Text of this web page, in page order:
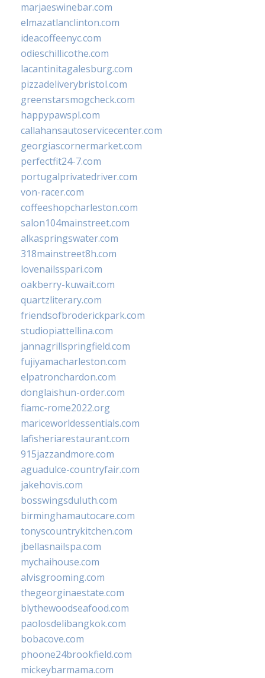
marjaeswinebar.com
elmazatlanclinton.com
ideacoffeenyc.com
odieschillicothe.com
lacantinitagalesburg.com
pizzadeliverybristol.com
greenstarsmogcheck.com
happypawspl.com
callahansautoservicecenter.com
georgiascornermarket.com
perfectfit24-7.com
portugalprivatedriver.com
von-racer.com
coffeeshopcharleston.com
salon104mainstreet.com
alkaspringswater.com
318mainstreet8h.com
lovenailsspari.com
oakberry-kuwait.com
quartzliterary.com
friendsofbroderickpark.com
studiopiattellina.com
jannagrillspringfield.com
fujiyamacharleston.com
elpatronchardon.com
donglaishun-order.com
fiamc-rome2022.org
mariceworldessentials.com
lafisheriarestaurant.com
915jazzandmore.com
aguadulce-countryfair.com
jakehovis.com
bosswingsduluth.com
birminghamautocare.com
tonyscountrykitchen.com
jbellasnailspa.com
mychaihouse.com
alvisgrooming.com
thegeorginaestate.com
blythewoodseafood.com
paolosdelibangkok.com
bobacove.com
phoone24brookfield.com
mickeybarmama.com